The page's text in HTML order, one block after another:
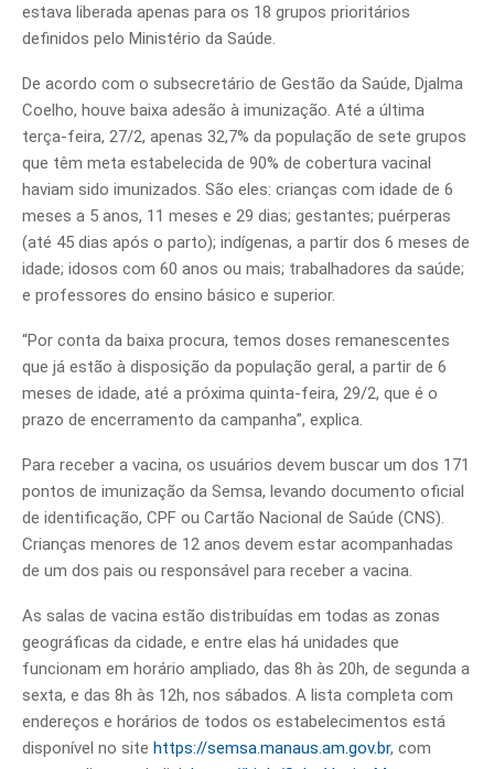
estava liberada apenas para os 18 grupos prioritários
definidos pelo Ministério da Saúde.
De acordo com o subsecretário de Gestão da Saúde, Djalma
Coelho, houve baixa adesão à imunização. Até a última
terça-feira, 27/2, apenas 32,7% da população de sete grupos
que têm meta estabelecida de 90% de cobertura vacinal
haviam sido imunizados. São eles: crianças com idade de 6
meses a 5 anos, 11 meses e 29 dias; gestantes; puérperas
(até 45 dias após o parto); indígenas, a partir dos 6 meses de
idade; idosos com 60 anos ou mais; trabalhadores da saúde;
e professores do ensino básico e superior.
“Por conta da baixa procura, temos doses remanescentes
que já estão à disposição da população geral, a partir de 6
meses de idade, até a próxima quinta-feira, 29/2, que é o
prazo de encerramento da campanha”, explica.
Para receber a vacina, os usuários devem buscar um dos 171
pontos de imunização da Semsa, levando documento oficial
de identificação, CPF ou Cartão Nacional de Saúde (CNS).
Crianças menores de 12 anos devem estar acompanhadas
de um dos pais ou responsável para receber a vacina.
As salas de vacina estão distribuídas em todas as zonas
geográficas da cidade, e entre elas há unidades que
funcionam em horário ampliado, das 8h às 20h, de segunda a
sexta, e das 8h às 12h, nos sábados. A lista completa com
endereços e horários de todos os estabelecimentos está
disponível no site https://semsa.manaus.am.gov.br, com